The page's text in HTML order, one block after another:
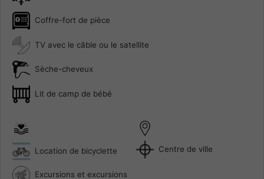
Coffre-fort de pièce
TV avec le câble ou le satellite
Sèche-cheveux
Lit de camp de bébé
Location de bicyclette
Excursions et excursions
Centre de ville